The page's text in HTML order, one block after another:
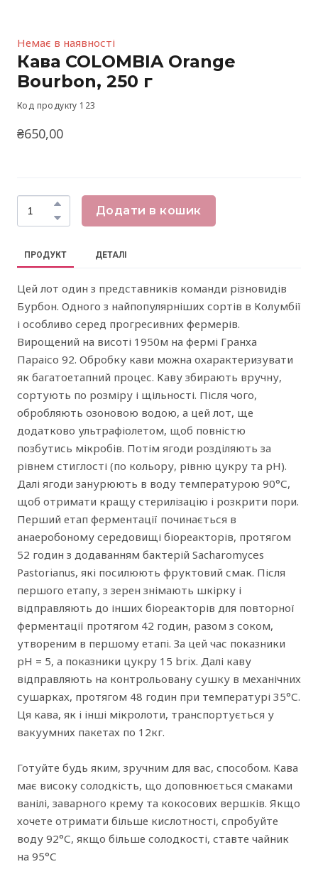
Немає в наявності
Кава COLOMBIA Orange
Bourbon, 250 г
Код продукту 123
₴650,00
Додати в кошик
ПРОДУКТ ДЕТАЛІ
Цей лот один з представників команди різновидів
Бурбон. Одного з найпопулярніших сортів в Колумбії
і особливо серед прогресивних фермерів.
Вирощений на висоті 1950м на фермі Гранха
Параісо 92. Обробку кави можна охарактеризувати
як багатоетапний процес. Каву збирають вручну,
сортують по розміру і щільності. Після чого,
обробляють озоновою водою, а цей лот, ще
додатково ультрафіолетом, щоб повністю
позбутись мікробів. Потім ягоди розділяють за
рівнем стиглості (по кольору, рівню цукру та рН).
Далі ягоди занурюють в воду температурою 90°С,
щоб отримати кращу стерилізацію і розкрити пори.
Перший етап ферментації починається в
анаеробоному середовищі біореакторів, протягом
52 годин з додаванням бактерій Sacharomyces
Pastorianus, які посилюють фруктовий смак. Після
першого етапу, з зерен знімають шкірку і
відправляють до інших біореакторів для повторної
ферментації протягом 42 годин, разом з соком,
утвореним в першому етапі. За цей час показники
рН = 5, а показники цукру 15 brix. Далі каву
відправляють на контрольовану сушку в механічних
сушарках, протягом 48 годин при температурі 35°С.
Ця кава, як і інші мікролоти, транспортується у
вакуумних пакетах по 12кг.
Готуйте будь яким, зручним для вас, способом. Кава
має високу солодкість, що доповнюється смаками
ванілі, заварного крему та кокосових вершків. Якщо
хочете отримати більше кислотності, спробуйте
воду 92°С, якщо більше солодкості, ставте чайник
на 95°С